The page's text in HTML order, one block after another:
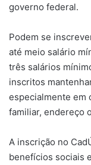
governo federal.
Podem se
até meio salário
três salários
inscritos
especialmente em
familiar, endereço
A inscrição no
benefícios sociais